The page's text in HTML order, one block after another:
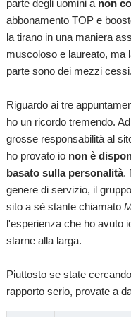
parte degli uomini a non
abbonamento TOP e
la tirano in una maniera
muscoloso e laureato, ma
parte sono dei mezzi cessi.
Riguardo ai tre
ho un ricordo tremendo.
grosse responsabilità al
ho provato io non è
basato sulla personalità.
genere di servizio, il
sito a sè stante chiamato
l'esperienza che ho avuto
starne alla larga.
Piuttosto se state
rapporto serio, provate a